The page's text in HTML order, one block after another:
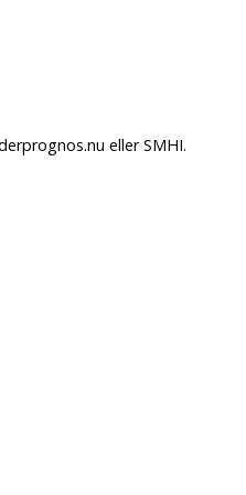
eller SMHI.